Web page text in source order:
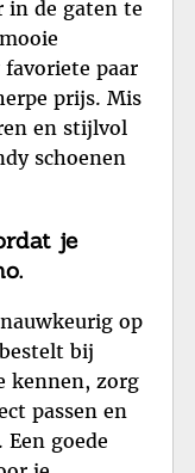
in de gaten te
paar
prijs. Mis
en stijlvol
schoenen
je
op
bij
kennen, zorg
passen en
goede